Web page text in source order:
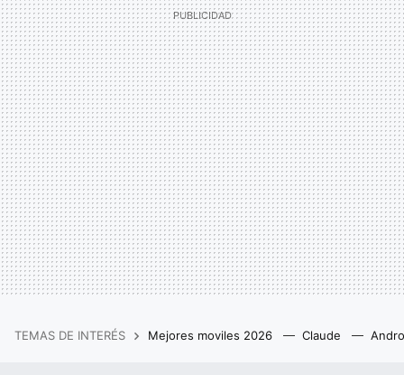
TEMAS DE INTERÉS Mejores moviles 2026 Claude